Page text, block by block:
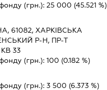
(грн.): 25 000 (45.521 %)
61082, ХАРКIВСЬКА
Р-Н, ПР-Т
33
(грн.): 100 (0.182 %)
(грн.): 3 500 (6.373 %)